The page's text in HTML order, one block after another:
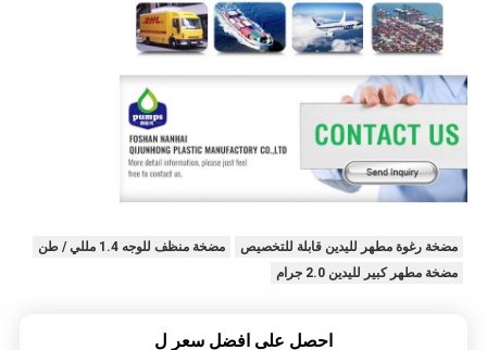
مضخة رغوة مطهر لليدين قابلة للتخصيص
مضخة منظف للوجه 1.4 مللي / طن
مضخة مطهر كبير لليدين 2.0 جرام
احصل على افضل سعر ل